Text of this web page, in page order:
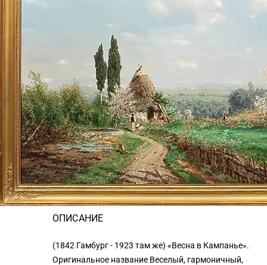
939 400
АВТОРИЗОВАТЬСЯ
для совершения покупки необходимо авторизоваться
ХАРАКТЕРИСТИКИ
Раздел→ Живопись
Автор→ Аскан Луттерот
ВидПейзаж
ОПИСАНИЕ
(1842 Гамбург - 1923 там же) «Весна в Кампанье».
Оригинальное название Веселый, гармоничный,